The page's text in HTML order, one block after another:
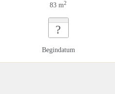
83 m2
?
Begindatum